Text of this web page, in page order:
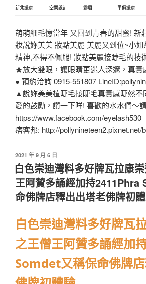
新北搬家 空間設計 霧眉 平價搬家
萌萌細毛憶當年 又回到青春的甜蜜! 新
妝說妳美美 妝點美麗 美麗又到位~小
精神,不得不佩服! 妝點美麗接睫毛的技
★放大雙眼，讓眼睛更迷人深邃，真實
● 預約洽詢 0915-551807
▲說妳美美植睫毛接睫毛真實感睫然不
愛的鼓勵，讚一下咩! 喜歡的水水們～
https://www.facebook.com/eyelash530
痞客邦: http://pollynineteen2.pixnet.net/
2021 年 9 月 6 日
白色崇迪灣料多好牌瓦拉康
王阿贊多誦經加持2411Phra
命佛牌店釋出出塔老佛牌初
白色崇迪灣料多好牌瓦
之王僧王阿贊多誦經加
Somdet又稱保命佛牌